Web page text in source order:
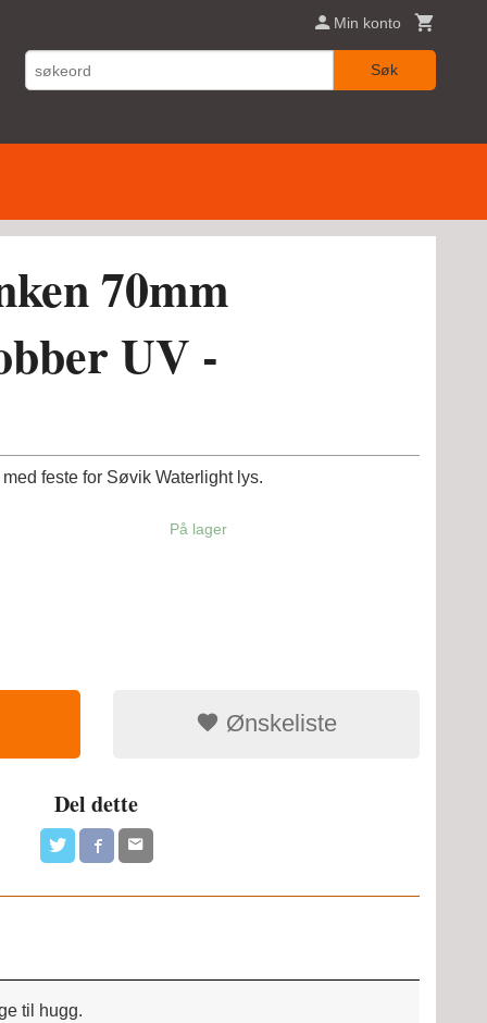
Min konto
Søk
70mm
UV -
feste for Søvik Waterlight lys.
På lager
Ønskeliste
Del dette
til hugg.